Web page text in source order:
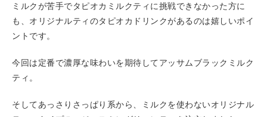
ミルクが苦手でタピオカミルクティに挑戦できなかった方に
も、オリジナルティのタピオカドリンクがあるのは嬉しいポイ
ントです。
今回は定番で濃厚な味わいを期待してアッサムブラックミルク
ティ。
そしてあっさりさっぱり系から、ミルクを使わないオリジナル